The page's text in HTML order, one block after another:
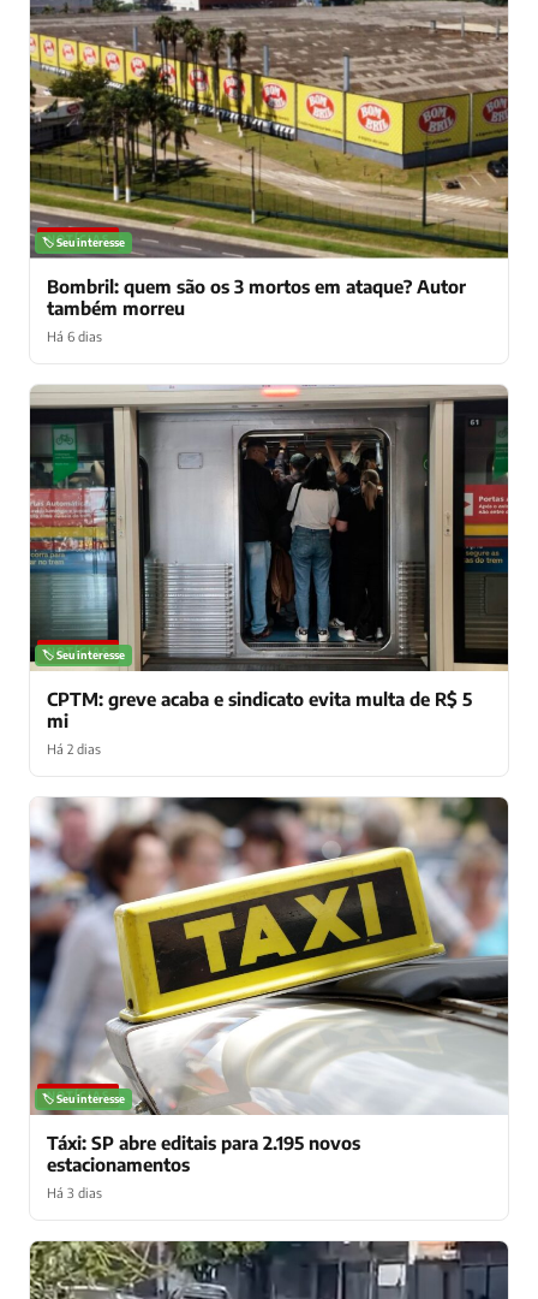
NOTÍCIAS
🏷️ Seu interesse
Bombril: quem são os 3 mortos em ataque? Autor
também morreu
Há 6 dias
NOTÍCIAS
🏷️ Seu interesse
CPTM: greve acaba e sindicato evita multa de R$ 5
mi
Há 2 dias
NOTÍCIAS
🏷️ Seu interesse
Táxi: SP abre editais para 2.195 novos
estacionamentos
Há 3 dias